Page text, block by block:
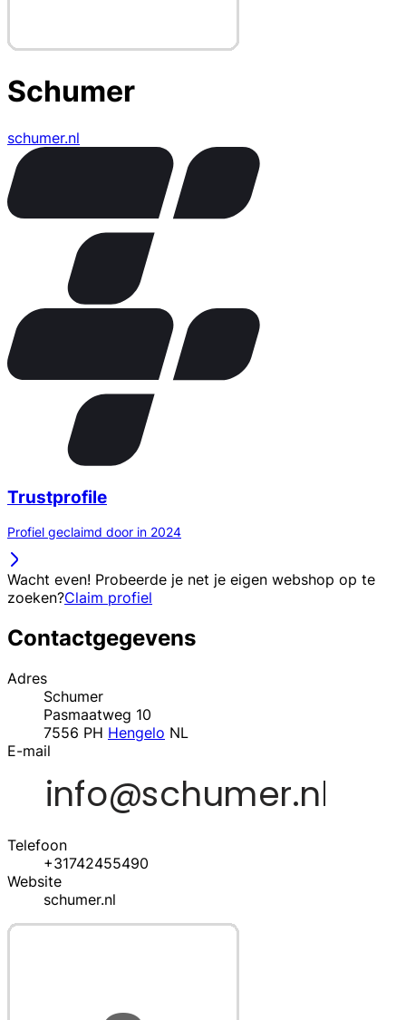
Schumer
schumer.nl
Trustprofile
Profiel geclaimd door in 2024
Wacht even! Probeerde je net je eigen webshop op te
zoeken?Claim profiel
Contactgegevens
Adres
Schumer
Pasmaatweg 10
7556 PH Hengelo NL
E-mail
Telefoon
+31742455490
Website
schumer.nl